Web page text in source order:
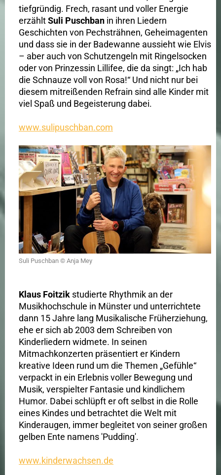
tiefgründig. Frech, rasant und voller Energie
erzähltSuli Puschban in ihren Liedern
Geschichten von Pechsträhnen, Geheimagenten
und dass sie in der Badewanne aussieht wie Elvis
– aber auch von Schutzengeln mit Ringelsocken
oder von Prinzessin Lillifee, die da singt: „Ich hab
die Schnauze voll von Rosa!“ Und nicht nur bei
diesem mitreißenden Refrain sind alle Kinder mit
viel Spaß und Begeisterung dabei.
www.sulipuschban.com
Suli Puschban © Anja Mey
Klaus Foitzik studierte Rhythmik an der
Musikhochschule in Münster und unterrichtete
dann 15 Jahre lang Musikalische Früherziehung,
ehe er sich ab 2003 dem Schreiben von
Kinderliedern widmete. In seinen
Mitmachkonzerten präsentiert er Kindern
kreative Ideen rund um die Themen „Gefühle“
verpackt in ein Erlebnis voller Bewegung und
Musik, verspielter Fantasie und kindlichem
Humor. Dabei schlüpft er oft selbst in die Rolle
eines Kindes und betrachtet die Welt mit
Kinderaugen, immer begleitet von seiner großen
gelben Ente namens 'Pudding'.
www.kinderwachsen.de